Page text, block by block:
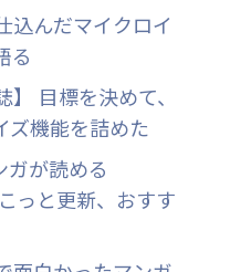
込んだマイクロイ
る
】 目標を決めて、
ズ機能を詰めた
が読める
っと更新、おすす